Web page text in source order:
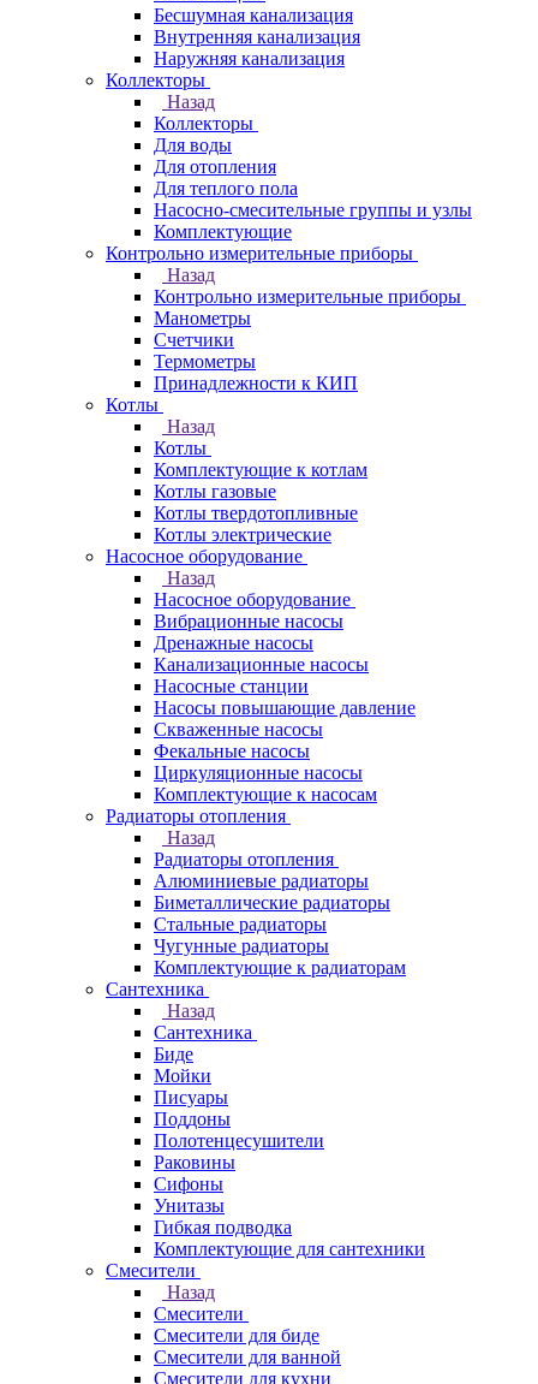
Бесшумная канализация
Внутренняя канализация
Наружняя канализация
Коллекторы
Назад
Коллекторы
Для воды
Для отопления
Для теплого пола
Насосно-смесительные группы и узлы
Комплектующие
Контрольно измерительные приборы
Назад
Контрольно измерительные приборы
Манометры
Счетчики
Термометры
Принадлежности к КИП
Котлы
Назад
Котлы
Комплектующие к котлам
Котлы газовые
Котлы твердотопливные
Котлы электрические
Насосное оборудование
Назад
Насосное оборудование
Вибрационные насосы
Дренажные насосы
Канализационные насосы
Насосные станции
Насосы повышающие давление
Скваженные насосы
Фекальные насосы
Циркуляционные насосы
Комплектующие к насосам
Радиаторы отопления
Назад
Радиаторы отопления
Алюминиевые радиаторы
Биметаллические радиаторы
Стальные радиаторы
Чугунные радиаторы
Комплектующие к радиаторам
Сантехника
Назад
Сантехника
Биде
Мойки
Писуары
Поддоны
Полотенцесушители
Раковины
Сифоны
Унитазы
Гибкая подводка
Комплектующие для сантехники
Смесители
Назад
Смесители
Смесители для биде
Смесители для ванной
Смесители для кухни